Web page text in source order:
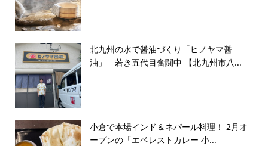
北九州の水で醤油づくり「ヒノヤマ醤
油」 若き五代目奮闘中 【北九州市八...
小倉で本場インド＆ネパール料理！ 2月オ
ープンの「エベレストカレー 小...